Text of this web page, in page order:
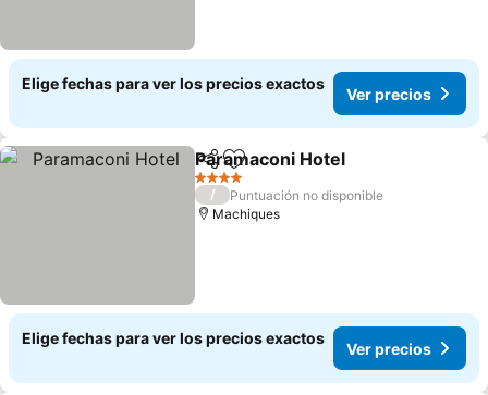
Elige fechas para ver los precios exactos
Ver precios
CompartirAgregar a favoritos
Paramaconi Hotel
4 Estrellas
/
Puntuación no disponible
Machiques
Elige fechas para ver los precios exactos
Ver precios